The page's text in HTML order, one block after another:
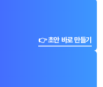
👉 초안 바로 만들기